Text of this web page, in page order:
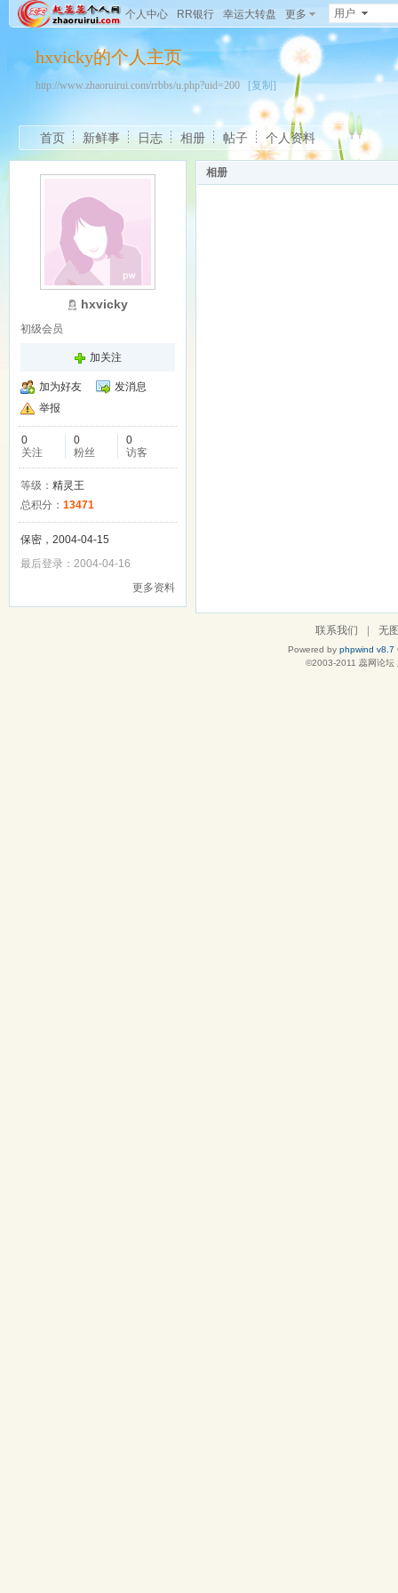
个人中心 RR银行 幸运大转盘 更多 用户
hxvicky的个人主页
http://www.zhaoruirui.com/rrbbs/u.php?uid=200 [复制]
首页 新鲜事 日志 相册 帖子 个人资料
hxvicky
初级会员
加关注
加为好友
发消息
举报
0
关注
0
粉丝
0
访客
等级： 精灵王
总积分： 13471
保密，2004-04-15
最后登录：2004-04-16
更多资料
相册
联系我们 无
Powered by phpwind v8.7
©2003-2011 蕊网论坛